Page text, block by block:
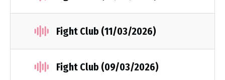
Fight Club (11/03/2026)
Fight Club (09/03/2026)